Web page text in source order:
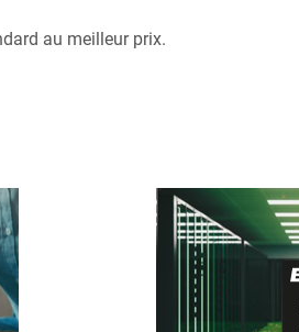
au meilleur prix.